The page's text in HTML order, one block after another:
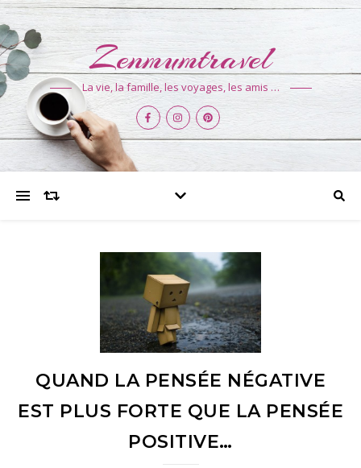
Zenmumtravel
La vie, la famille, les voyages, les amis …
QUAND LA PENSÉE NÉGATIVE
EST PLUS FORTE QUE LA PENSÉE
POSITIVE…